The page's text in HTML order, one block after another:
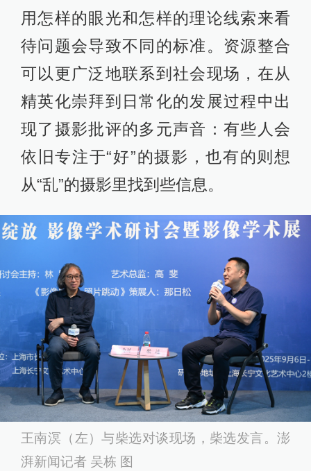
用怎样的眼光和怎样的理论线索来看
待问题会导致不同的标准。资源整合
可以更广泛地联系到社会现场，在从
精英化崇拜到日常化的发展过程中出
现了摄影批评的多元声音：有些人会
依旧专注于“好”的摄影，也有的则想
从“乱”的摄影里找到些信息。
王南溟（左）与柴选对谈现场，柴选发言。澎
湃新闻记者 吴栋 图